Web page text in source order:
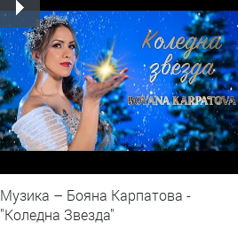
Музика – Бояна Карпатова -
"Коледна Звезда"